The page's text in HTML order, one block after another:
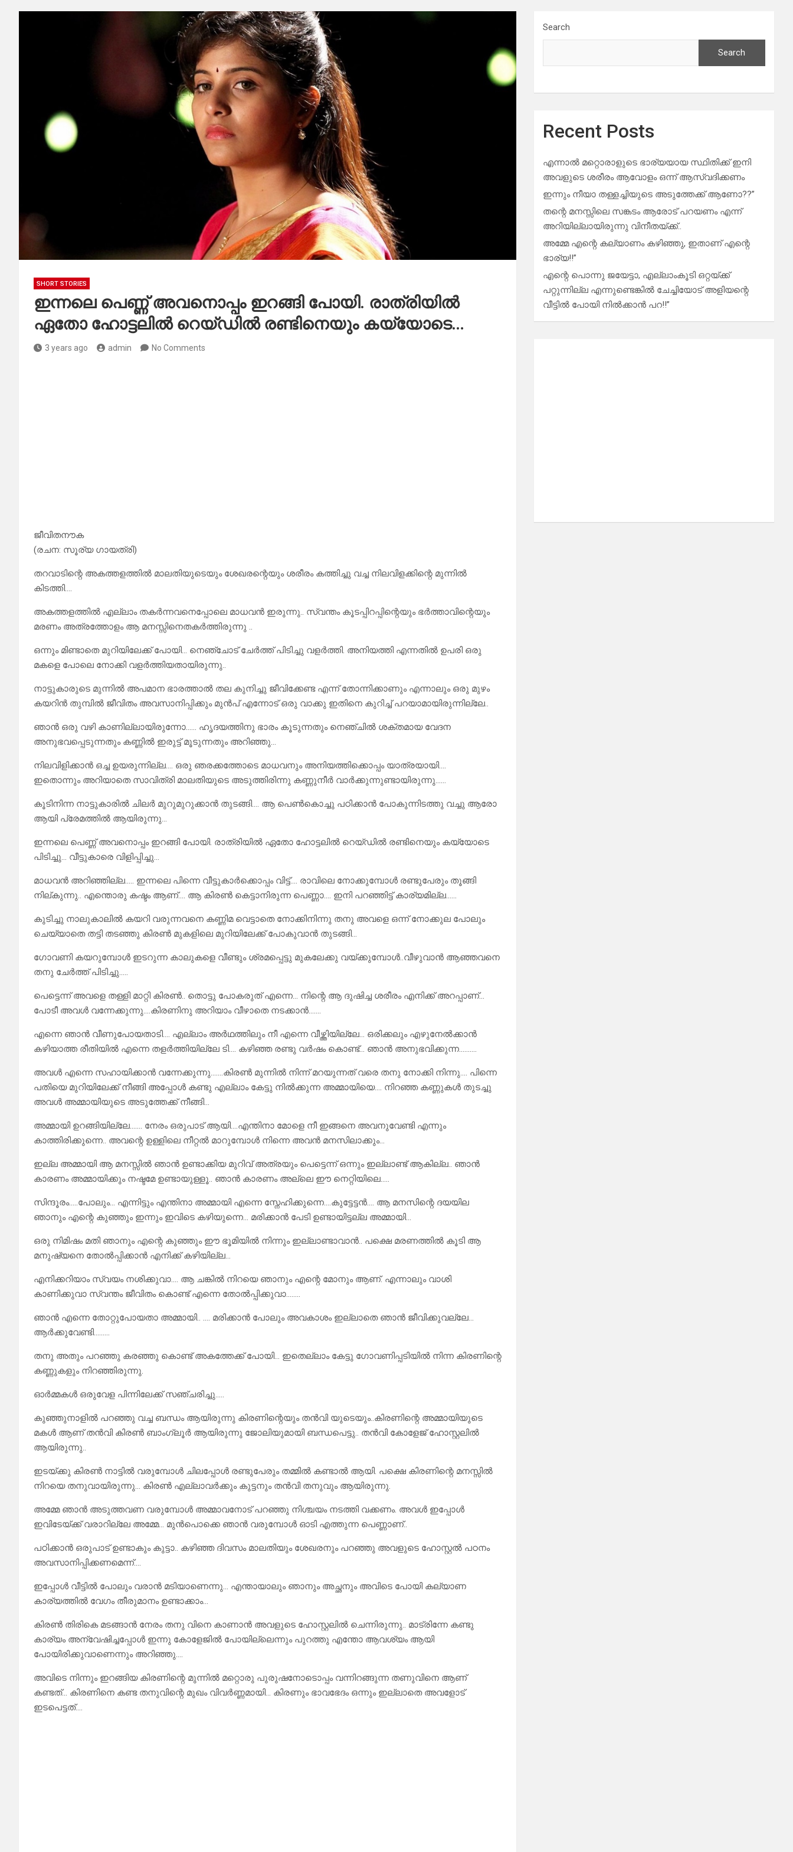
SHORT STORIES
ഇന്നലെ പെണ്ണ് അവനൊപ്പം ഇറങ്ങി പോയി. രാത്രിയിൽ
ഏതോ ഹോട്ടലിൽ റെയ്‌ഡിൽ രണ്ടിനെയും കയ്യോടെ…
3 years ago admin No Comments
ജീവിതനൗക
(രചന: സൂര്യ ഗായത്രി)
തറവാടിന്റെ അകത്തളത്തിൽ മാലതിയുടെയും ശേഖരന്റെയും ശരീരം കത്തിച്ചു വച്ച നിലവിളക്കിന്റെ മുന്നിൽ
കിടത്തി….
അകത്തളത്തിൽ എല്ലാം തകർന്നവനെപ്പോലെ മാധവൻ ഇരുന്നു.. സ്വന്തം കൂടപ്പിറപ്പിന്റെയും ഭർത്താവിന്റെയും
മരണം അത്രത്തോളം ആ മനസ്സിനെതകർത്തിരുന്നു ..
ഒന്നും മിണ്ടാതെ മുറിയിലേക്ക് പോയി… നെഞ്ചോട്‌ ചേർത്ത് പിടിച്ചു വളർത്തി. അനിയത്തി എന്നതിൽ ഉപരി ഒരു
മകളെ പോലെ നോക്കി വളർത്തിയതായിരുന്നു..
നാട്ടുകാരുടെ മുന്നിൽ അപമാന ഭാരത്താൽ തല കുനിച്ചു ജീവിക്കേണ്ട എന്ന് തോന്നിക്കാണും എന്നാലും ഒരു മുഴം
കയറിൻ തുമ്പിൽ ജീവിതം അവസാനിപ്പിക്കും മുൻപ് എന്നോട് ഒരു വാക്കു ഇതിനെ കുറിച്ച് പറയാമായിരുന്നില്ലേ..
ഞാൻ ഒരു വഴി കാണില്ലായിരുന്നോ…… ഹൃദയത്തിനു ഭാരം കൂടുന്നതും നെഞ്ചിൽ ശക്തമായ വേദന
അനുഭവപ്പെടുന്നതും കണ്ണിൽ ഇരുട്ട് മൂടുന്നതും അറിഞ്ഞു…
നിലവിളിക്കാൻ ഒച്ച ഉയരുന്നില്ല…. ഒരു ഞരക്കത്തോടെ മാധവനും അനിയത്തിക്കൊപ്പം യാത്രയായി….
ഇതൊന്നും അറിയാതെ സാവിത്രി മാലതിയുടെ അടുത്തിരിന്നു കണ്ണുനീർ വാർക്കുന്നുണ്ടായിരുന്നു……
കൂടിനിന്ന നാട്ടുകാരിൽ ചിലർ മുറുമുറുക്കാൻ തുടങ്ങി…. ആ പെൺകൊച്ചു പഠിക്കാൻ പോകുന്നിടത്തു വച്ചു ആരോ
ആയി പ്രേമത്തിൽ ആയിരുന്നു…
ഇന്നലെ പെണ്ണ് അവനൊപ്പം ഇറങ്ങി പോയി. രാത്രിയിൽ ഏതോ ഹോട്ടലിൽ റെയ്‌ഡിൽ രണ്ടിനെയും കയ്യോടെ
പിടിച്ചു… വീട്ടുകാരെ വിളിപ്പിച്ചു…
മാധവൻ അറിഞ്ഞില്ല….. ഇന്നലെ പിന്നെ വീട്ടുകാർക്കൊപ്പം വിട്ട്…. രാവിലെ നോക്കുമ്പോൾ രണ്ടുപേരും തൂങ്ങി
നില്കുന്നു.. എന്തൊരു കഷ്ടം ആണ്…. ആ കിരൺ കെട്ടാനിരുന്ന പെണ്ണാ…. ഇനി പറഞ്ഞിട്ട് കാര്യമില്ല……
കുടിച്ചു നാലുകാലിൽ കയറി വരുന്നവനെ കണ്ണിമ വെട്ടാതെ നോക്കിനിന്നു തനു അവളെ ഒന്ന് നോക്കുല പോലും
ചെയ്യാതെ തട്ടി തടഞ്ഞു കിരൺ മുകളിലെ മുറിയിലേക്ക് പോകുവാൻ തുടങ്ങി…
ഗോവണി കയറുമ്പോൾ ഇടറുന്ന കാലുകളെ വീണ്ടും ശ്രമപ്പെട്ടു മുകലേക്കു വയ്ക്കുമ്പോൾ..വീഴുവാൻ ആഞ്ഞവനെ
തനു ചേർത്ത് പിടിച്ചു…..
പെട്ടെന്ന് അവളെ തള്ളി മാറ്റി കിരൺ.. തൊട്ടു പോകരുത് എന്നെ… നിന്റെ ആ ദുഷിച്ച ശരീരം എനിക്ക് അറപ്പാണ്…
പോടീ അവൾ വന്നേക്കുന്നു….കിരണിനു അറിയാം വീഴാതെ നടക്കാൻ…….
എന്നെ ഞാൻ വീണുപോയതാടി…. എല്ലാം അർഥത്തിലും നീ എന്നെ വീഴ്ത്തിയില്ലേ… ഒരിക്കലും എഴുനേൽക്കാൻ
കഴിയാത്ത രീതിയിൽ എന്നെ തളർത്തിയില്ലേ ടി…. കഴിഞ്ഞ രണ്ടു വർഷം കൊണ്ട്… ഞാൻ അനുഭവിക്കുന്ന……….
അവൾ എന്നെ സഹായിക്കാൻ വന്നേക്കുന്നു…….കിരൺ മുന്നിൽ നിന്ന് മറയുന്നത് വരെ തനു നോക്കി നിന്നു…. പിന്നെ
പതിയെ മുറിയിലേക്ക് നീങ്ങി അപ്പോൾ കണ്ടു എല്ലാം കേട്ടു നിൽക്കുന്ന അമ്മായിയെ…. നിറഞ്ഞ കണ്ണുകൾ തുടച്ചു
അവൾ അമ്മായിയുടെ അടുത്തേക്ക് നീങ്ങി…
അമ്മായി ഉറങ്ങിയില്ലേ……. നേരം ഒരുപാട് ആയി….എന്തിനാ മോളെ നീ ഇങ്ങനെ അവനുവേണ്ടി എന്നും
കാത്തിരിക്കുന്നെ.. അവന്റെ ഉള്ളിലെ നീറ്റൽ മാറുമ്പോൾ നിന്നെ അവൻ മനസിലാക്കും…
ഇല്ല അമ്മായി ആ മനസ്സിൽ ഞാൻ ഉണ്ടാക്കിയ മുറിവ് അത്രയും പെട്ടെന്ന് ഒന്നും ഇല്ലാണ്ട് ആകില്ല.. ഞാൻ
കാരണം അമ്മായിക്കും നഷ്ടമേ ഉണ്ടായുള്ളൂ.. ഞാൻ കാരണം അല്ലെ ഈ നെറ്റിയിലെ…..
സിന്ദൂരം…..പോലും… എന്നിട്ടും എന്തിനാ അമ്മായി എന്നെ സ്നേഹിക്കുന്നെ….കുട്ടേട്ടൻ…. ആ മനസിന്റെ ദയയില
ഞാനും എന്റെ കുഞ്ഞും ഇന്നും ഇവിടെ കഴിയുന്നെ… മരിക്കാൻ പേടി ഉണ്ടായിട്ടല്ല അമ്മായി…
ഒരു നിമിഷം മതി ഞാനും എന്റെ കുഞ്ഞും ഈ ഭൂമിയിൽ നിന്നും ഇല്ലാണ്ടാവാൻ.. പക്ഷെ മരണത്തിൽ കൂടി ആ
മനുഷ്യനെ തോൽപ്പിക്കാൻ എനിക്ക് കഴിയില്ല…
എനിക്കറിയാം സ്വയം നശിക്കുവാ…. ആ ചങ്കിൽ നിറയെ ഞാനും എന്റെ മോനും ആണ്. എന്നാലും വാശി
കാണിക്കുവാ സ്വന്തം ജീവിതം കൊണ്ട് എന്നെ തോൽപ്പിക്കുവാ……..
ഞാൻ എന്നെ തോറ്റുപോയതാ അമ്മായി.. …. മരിക്കാൻ പോലും അവകാശം ഇല്ലാതെ ഞാൻ ജീവിക്കുവല്ലേ…
ആർക്കുവേണ്ടി………
തനു അതും പറഞ്ഞു കരഞ്ഞു കൊണ്ട് അകത്തേക്ക് പോയി… ഇതെല്ലാം കേട്ടു ഗോവണിപ്പടിയിൽ നിന്ന കിരണിന്റെ
കണ്ണുകളും നിറഞ്ഞിരുന്നു.
ഓർമ്മകൾ ഒരുവേള പിന്നിലേക്ക് സഞ്ചരിച്ചു…..
കുഞ്ഞുനാളിൽ പറഞ്ഞു വച്ച ബന്ധം ആയിരുന്നു കിരണിന്റെയും തൻവി യുടെയും..കിരണിന്റെ അമ്മായിയുടെ
മകൾ ആണ് തൻവി കിരൺ ബാംഗ്ലൂർ ആയിരുന്നു ജോലിയുമായി ബന്ധപെട്ടു.. തൻവി കോളേജ് ഹോസ്റ്റലിൽ
ആയിരുന്നു..
ഇടയ്ക്കു കിരൺ നാട്ടിൽ വരുമ്പോൾ ചിലപ്പോൾ രണ്ടുപേരും തമ്മിൽ കണ്ടാൽ ആയി. പക്ഷെ കിരണിന്റെ മനസ്സിൽ
നിറയെ തനുവായിരുന്നു… കിരൺ എല്ലാവർക്കും കുട്ടനും തൻവി തനുവും ആയിരുന്നു.
അമ്മേ ഞാൻ അടുത്തവണ വരുമ്പോൾ അമ്മാവനോട് പറഞ്ഞു നിശ്ചയം നടത്തി വക്കണം. അവൾ ഇപ്പോൾ
ഇവിടേയ്ക്ക് വരാറില്ലേ അമ്മേ… മുൻപൊക്കെ ഞാൻ വരുമ്പോൾ ഓടി എത്തുന്ന പെണ്ണാണ്..
പഠിക്കാൻ ഒരുപാട് ഉണ്ടാകും കുട്ടാ.. കഴിഞ്ഞ ദിവസം മാലതിയും ശേഖരനും പറഞ്ഞു അവളുടെ ഹോസ്റ്റൽ പഠനം
അവസാനിപ്പിക്കണമെന്ന്….
ഇപ്പോൾ വീട്ടിൽ പോലും വരാൻ മടിയാണെന്നു… എന്തായാലും ഞാനും അച്ഛനും അവിടെ പോയി കല്യാണ
കാര്യത്തിൽ വേഗം തീരുമാനം ഉണ്ടാക്കാം…
കിരൺ തിരികെ മടങ്ങാൻ നേരം തനു വിനെ കാണാൻ അവളുടെ ഹോസ്റ്റലിൽ ചെന്നിരുന്നു.. മാട്രിന്നേ കണ്ടു
കാര്യം അന്വേഷിച്ചപ്പോൾ ഇന്നു കോളേജിൽ പോയില്ലെന്നും പുറത്തു എന്തോ ആവശ്യം ആയി
പോയിരിക്കുവാണെന്നും അറിഞ്ഞു….
അവിടെ നിന്നും ഇറങ്ങിയ കിരണിന്റെ മുന്നിൽ മറ്റൊരു പുരുഷനോടൊപ്പം വന്നിറങ്ങുന്ന തണുവിനെ ആണ്
കണ്ടത്… കിരണിനെ കണ്ട തനുവിന്റെ മുഖം വിവർണ്ണമായി… കിരണും ഭാവഭേദം ഒന്നും ഇല്ലാതെ അവളോട്‌
ഇടപെട്ടത്….
Search
Search
Recent Posts
എന്നാൽ മറ്റൊരാളുടെ ഭാര്യയായ സ്ഥിതിക്ക് ഇനി
അവളുടെ ശരീരം ആവോളം ഒന്ന് ആസ്വദിക്കണം
ഇന്നും നീയാ തള്ളച്ചിയുടെ അടുത്തേക്ക് ആണോ??”
തന്റെ മനസ്സിലെ സങ്കടം ആരോട് പറയണം എന്ന്
അറിയില്ലായിരുന്നു വിനീതയ്ക്ക്..
അമ്മേ എന്റെ കല്യാണം കഴിഞ്ഞു, ഇതാണ് എന്റെ
ഭാര്യ!!”
എന്റെ പൊന്നു ജയേട്ടാ, എല്ലാംകൂടി ഒറ്റയ്ക്ക്
പറ്റുന്നില്ല എന്നുണ്ടെങ്കിൽ ചേച്ചിയോട് അളിയന്റെ
വീട്ടിൽ പോയി നിൽക്കാൻ പറ!!”